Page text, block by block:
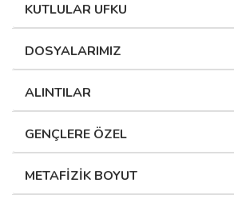
KUTLULAR UFKU
DOSYALARIMIZ
ALINTILAR
GENÇLERE ÖZEL
METAFİZİK BOYUT